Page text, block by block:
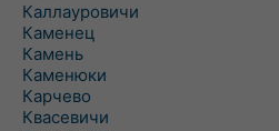
Каллауровичи
Каменец
Камень
Каменюки
Карчево
Квасевичи